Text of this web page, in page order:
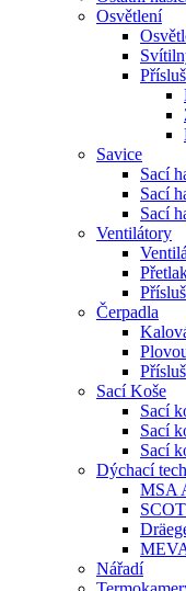
Osvětlení
Savice
Sací
Sací
Sací
Ventilátory
Čerpadla
Sací Koše
Sací
Sací
Sací
Dýchací
MSA
Nářadí